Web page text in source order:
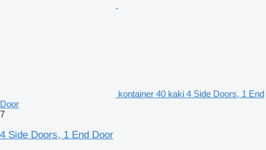
kontainer 40 kaki 4 Side Doors, 1 End
Door
7
4 Side Doors, 1 End Door